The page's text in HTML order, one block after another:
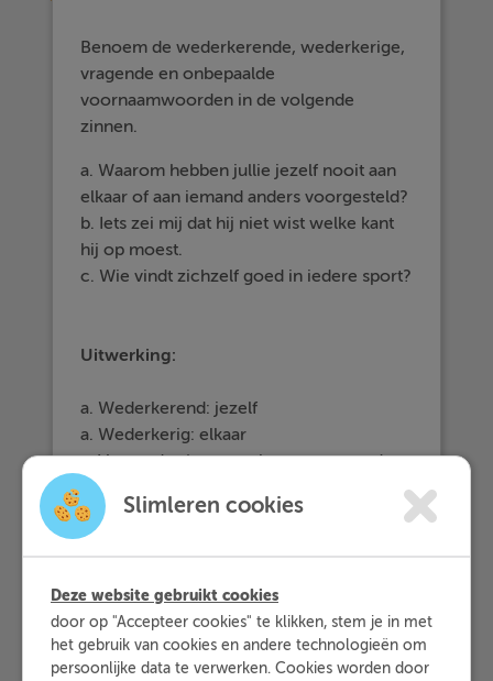
Benoem de wederkerende, wederkerige,
vragende en onbepaalde
voornaamwoorden in de volgende
zinnen.
a. Waarom hebben jullie jezelf nooit aan
elkaar of aan iemand anders voorgesteld?
b. Iets zei mij dat hij niet wist welke kant
hij op moest.
c. Wie vindt zichzelf goed in iedere sport?
Uitwerking:
a. Wederkerend: jezelf
a. Wederkerig: elkaar
a. Vragend: - (waaromis geen vragend
voornaamwoord)
a. Onbepaald: iemand
b. Wederkerend: - (mijverandert niet in
in de derde persoon)
b. Wederkerig: -
b. Vragend: welke
b. Onbepaald: Iets
Slimleren cookies
Deze website gebruikt cookies
door op "Accepteer cookies" te klikken, stem je in met
het gebruik van cookies en andere technologieën om
persoonlijke data te verwerken. Cookies worden door